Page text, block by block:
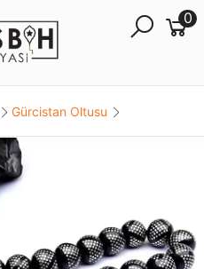
0
Gürcistan Oltusu